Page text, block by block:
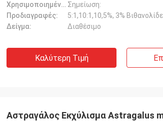
Χρησιμοποιημένο μέρος: Σημείωση:
Προδιαγραφές:
5:1,10:1,10,5%, 3%
Δείγμα:
Διαθέσιμο
Καλύτερη Τιμή
Αστραγάλος Εκχύλισμα Astragalus